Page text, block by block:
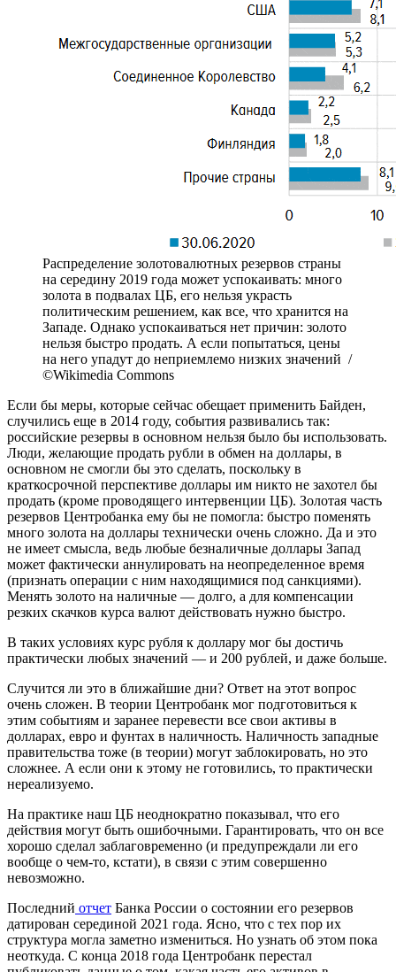
Распределение золотовалютных резервов страны
на середину 2019 года может успокаивать: много
золота в подвалах ЦБ, его нельзя украсть
политическим решением, как все, что хранится на
Западе. Однако успокаиваться нет причин: золото
нельзя быстро продать. А если попытаться, цены
на него упадут до неприемлемо низких значений /
©Wikimedia Commons
Если бы меры, которые сейчас обещает применить Байден,
случились еще в 2014 году, события развивались так:
российские резервы в основном нельзя было бы использовать.
Люди, желающие продать рубли в обмен на доллары, в
основном не смогли бы это сделать, поскольку в
краткосрочной перспективе доллары им никто не захотел бы
продать (кроме проводящего интервенции ЦБ). Золотая часть
резервов Центробанка ему бы не помогла: быстро поменять
много золота на доллары технически очень сложно. Да и это
не имеет смысла, ведь любые безналичные доллары Запад
может фактически аннулировать на неопределенное время
(признать операции с ним находящимися под санкциями).
Менять золото на наличные — долго, а для компенсации
резких скачков курса валют действовать нужно быстро.
В таких условиях курс рубля к доллару мог бы достичь
практически любых значений — и 200 рублей, и даже больше.
Случится ли это в ближайшие дни? Ответ на этот вопрос
очень сложен. В теории Центробанк мог подготовиться к
этим событиям и заранее перевести все свои активы в
долларах, евро и фунтах в наличность. Наличность западные
правительства тоже (в теории) могут заблокировать, но это
сложнее. А если они к этому не готовились, то практически
нереализуемо.
На практике наш ЦБ неоднократно показывал, что его
действия могут быть ошибочными. Гарантировать, что он все
хорошо сделал заблаговременно (и предупреждали ли его
вообще о чем-то, кстати), в связи с этим совершенно
невозможно.
Последний отчет Банка России о состоянии его резервов
датирован серединой 2021 года. Ясно, что с тех пор их
структура могла заметно измениться. Но узнать об этом пока
неоткуда. С конца 2018 года Центробанк перестал